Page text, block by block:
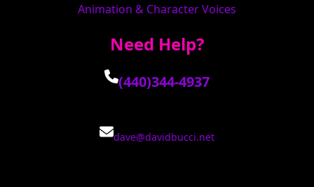
Animation & Character Voices
Need Help?
(440)344-4937
dave@davidbucci.net